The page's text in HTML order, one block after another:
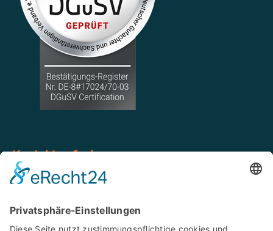
Kontakt aufnehmen
Tel: 02546 939 85 20
WhatsApp: 0151 668 975 79